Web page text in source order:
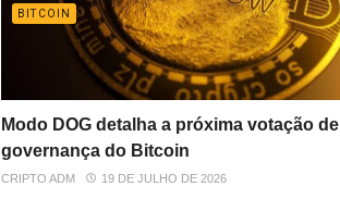
BITCOIN
Modo DOG detalha a próxima votação de
governança do Bitcoin
CRIPTO ADM 19 DE JULHO DE 2026